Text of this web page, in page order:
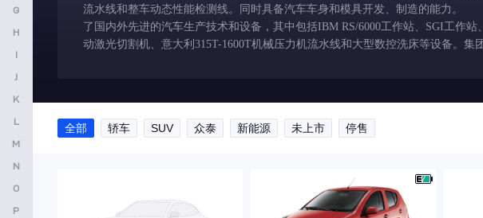
流水线和整车动态性能检测线。同时具备汽车车身和模具开发、制造的能力
了国内外先进的汽车生产技术和设备，其中包括IBM RS/6000工作站、SGI工作
动激光切割机、意大利315T-1600T机械压力机流水线和大型数控洗床等设备。
全部 轿车 SUV 众泰 新能源 未上市 停售
G
H
I
J
K
L
M
N
O
P
奥迪AUDI
阿斯顿马丁
埃尚
安凯客车